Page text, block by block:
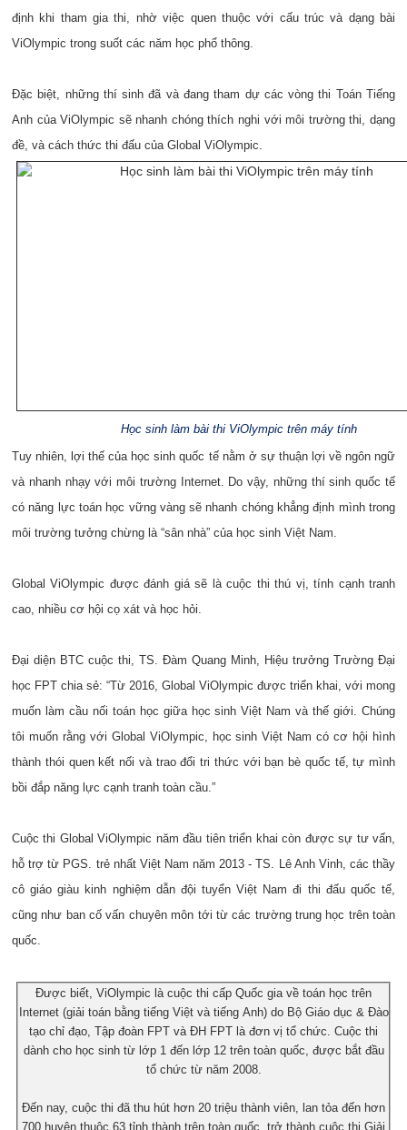
định khi tham gia thi, nhờ việc quen thuộc với cấu trúc và dạng bài
ViOlympic trong suốt các năm học phổ thông.
Đặc biệt, những thí sinh đã và đang tham dự các vòng thi Toán Tiếng
Anh của ViOlympic sẽ nhanh chóng thích nghi với môi trường thi, dạng
đề, và cách thức thi đấu của Global ViOlympic.
Học sinh làm bài thi ViOlympic trên máy tính
Tuy nhiên, lợi thế của học sinh quốc tế nằm ở sự thuận lợi về ngôn ngữ
và nhanh nhạy với môi trường Internet. Do vậy, những thí sinh quốc tế
có năng lực toán học vững vàng sẽ nhanh chóng khẳng định mình trong
môi trường tưởng chừng là “sân nhà” của học sinh Việt Nam.
Global ViOlympic được đánh giá sẽ là cuộc thi thú vị, tính cạnh tranh
cao, nhiều cơ hội cọ xát và học hỏi.
Đại diện BTC cuộc thi, TS. Đàm Quang Minh, Hiệu trưởng Trường Đại
học FPT chia sẻ: “Từ 2016, Global ViOlympic được triển khai, với mong
muốn làm cầu nối toán học giữa học sinh Việt Nam và thế giới. Chúng
tôi muốn rằng với Global ViOlympic, học sinh Việt Nam có cơ hội hình
thành thói quen kết nối và trao đổi tri thức với bạn bè quốc tế, tự mình
bồi đắp năng lực cạnh tranh toàn cầu.”
Cuộc thi Global ViOlympic năm đầu tiên triển khai còn được sự tư vấn,
hỗ trợ từ PGS. trẻ nhất Việt Nam năm 2013 - TS. Lê Anh Vinh, các thầy
cô giáo giàu kinh nghiệm dẫn đội tuyển Việt Nam đi thi đấu quốc tế,
cũng như ban cố vấn chuyên môn tới từ các trường trung học trên toàn
quốc.
Được biết, ViOlympic là cuộc thi cấp Quốc gia về toán học trên
Internet (giải toán bằng tiếng Việt và tiếng Anh) do Bộ Giáo dục & Đào
tạo chỉ đạo, Tập đoàn FPT và ĐH FPT là đơn vị tổ chức. Cuộc thi
dành cho học sinh từ lớp 1 đến lớp 12 trên toàn quốc, được bắt đầu
tổ chức từ năm 2008.
Đến nay, cuộc thi đã thu hút hơn 20 triệu thành viên, lan tỏa đến hơn
700 huyện thuộc 63 tỉnh thành trên toàn quốc, trở thành cuộc thi Giải